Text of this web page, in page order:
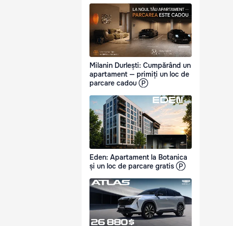
Milanin Durlești: Cumpărând un
apartament — primiți un loc de
parcare cadou Ⓟ
Eden: Apartament la Botanica
și un loc de parcare gratis Ⓟ